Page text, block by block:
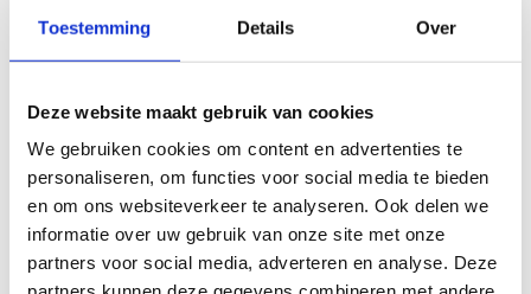
Toestemming Details Over
Deze website maakt gebruik van cookies
We gebruiken cookies om content en advertenties te
personaliseren, om functies voor social media te bieden
en om ons websiteverkeer te analyseren. Ook delen we
informatie over uw gebruik van onze site met onze
partners voor social media, adverteren en analyse. Deze